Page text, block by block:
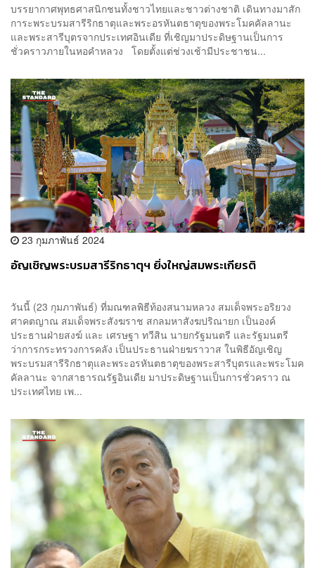
บรรยากาศพุทธศาสนิกชนทั้งชาวไทยและชาวต่างชาติ เดินทางมาสัก
การะพระบรมสารีริกธาตุและพระอรหันตธาตุของพระโมคคัลลานะ
และพระสารีบุตรจากประเทศอินเดีย ที่เชิญมาประดิษฐานเป็นการ
ชั่วคราวภายในหอคำหลวง โดยตั้งแต่ช่วงเช้ามีประชาชน...
23 กุมภาพันธ์ 2024
อัญเชิญพระบรมสารีริกธาตุฯ ยิ่งใหญ่สมพระเกียรติ
วันนี้ (23 กุมภาพันธ์) ที่มณฑลพิธีท้องสนามหลวง สมเด็จพระอริยวง
ศาคตญาณ สมเด็จพระสังฆราช สกลมหาสังฆปริณายก เป็นองค์
ประธานฝ่ายสงฆ์ และ เศรษฐา ทวีสิน นายกรัฐมนตรี และรัฐมนตรี
ว่าการกระทรวงการคลัง เป็นประธานฝ่ายฆราวาส ในพิธีอัญเชิญ
พระบรมสารีริกธาตุและพระอรหันตธาตุของพระสารีบุตรและพระโมค
คัลลานะ จากสาธารณรัฐอินเดีย มาประดิษฐานเป็นการชั่วคราว ณ
ประเทศไทย เพ...